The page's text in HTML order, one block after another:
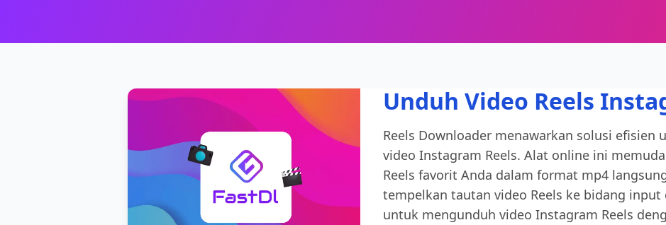
Unduh Video Reels
Reels Downloader menawarkan solusi efisien
video Instagram Reels. Alat online ini
Reels favorit Anda dalam format mp4
tempelkan tautan video Reels ke bidang input
untuk mengunduh video Instagram Reels